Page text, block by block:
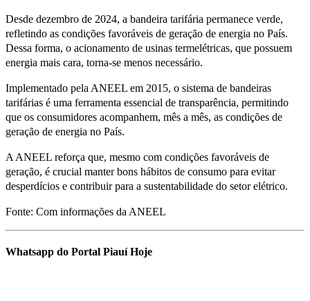
Desde dezembro de 2024, a bandeira tarifária permanece verde,
refletindo as condições favoráveis de geração de energia no País.
Dessa forma, o acionamento de usinas termelétricas, que possuem
energia mais cara, torna-se menos necessário.
Implementado pela ANEEL em 2015, o sistema de bandeiras
tarifárias é uma ferramenta essencial de transparência, permitindo
que os consumidores acompanhem, mês a mês, as condições de
geração de energia no País.
A ANEEL reforça que, mesmo com condições favoráveis de
geração, é crucial manter bons hábitos de consumo para evitar
desperdícios e contribuir para a sustentabilidade do setor elétrico.
Fonte: Com informações da ANEEL
Whatsapp do Portal Piauí Hoje